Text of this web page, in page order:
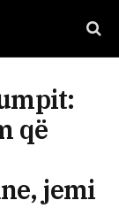
që
jemi